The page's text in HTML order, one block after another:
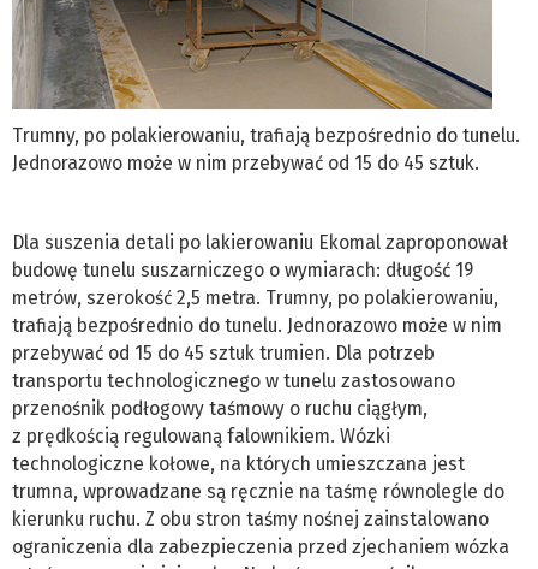
Trumny, po polakierowaniu, trafiają bezpośrednio do tunelu.
Jednorazowo może w nim przebywać od 15 do 45 sztuk.
Dla suszenia detali po lakierowaniu Ekomal zaproponował
budowę tunelu suszarniczego o wymiarach: długość 19
metrów, szerokość 2,5 metra. Trumny, po polakierowaniu,
trafiają bezpośrednio do tunelu. Jednorazowo może w nim
przebywać od 15 do 45 sztuk trumien. Dla potrzeb
transportu technologicznego w tunelu zastosowano
przenośnik podłogowy taśmowy o ruchu ciągłym,
z prędkością regulowaną falownikiem. Wózki
technologiczne kołowe, na których umieszczana jest
trumna, wprowadzane są ręcznie na taśmę równolegle do
kierunku ruchu. Z obu stron taśmy nośnej zainstalowano
ograniczenia dla zabezpieczenia przed zjechaniem wózka